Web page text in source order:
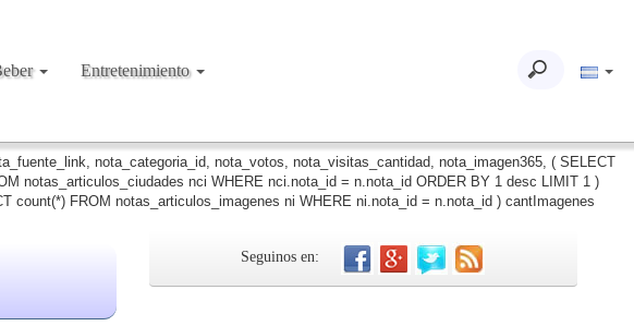
nota_categoria_id, nota_votos, nota_visitas_cantidad, nota_imagen365, ( SELECT
notas_articulos_ciudades nci WHERE nci.nota_id = n.nota_id ORDER BY 1 desc LIMIT 1 )
FROM notas_articulos_imagenes ni WHERE ni.nota_id = n.nota_id ) cantImagenes
Entretenimiento
Seguinos en: